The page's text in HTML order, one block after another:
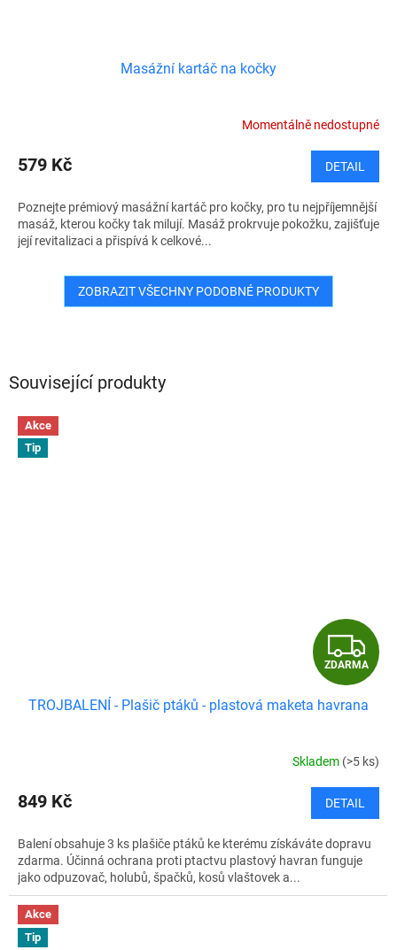
Související produkty
Akce
Tip
Z
D
A
R
M
A
ZDARMA
TROJBALENÍ - Plašič ptáků - plastová maketa havrana
Skladem (>5 ks)
849 Kč DETAIL
Balení obsahuje 3 ks plašiče ptáků ke kterému získáváte dopravu
zdarma. Účinná ochrana proti ptactvu plastový havran funguje
jako odpuzovač, holubů, špačků, kosů vlaštovek a...
Akce
Tip
Masážní kartáč na kočky
Momentálně nedostupné
579 Kč DETAIL
Poznejte prémiový masážní kartáč pro kočky, pro tu nejpříjemnější
masáž, kterou kočky tak milují. Masáž prokrvuje pokožku, zajišťuje
její revitalizaci a přispívá k celkové...
ZOBRAZIT VŠECHNY PODOBNÉ PRODUKTY